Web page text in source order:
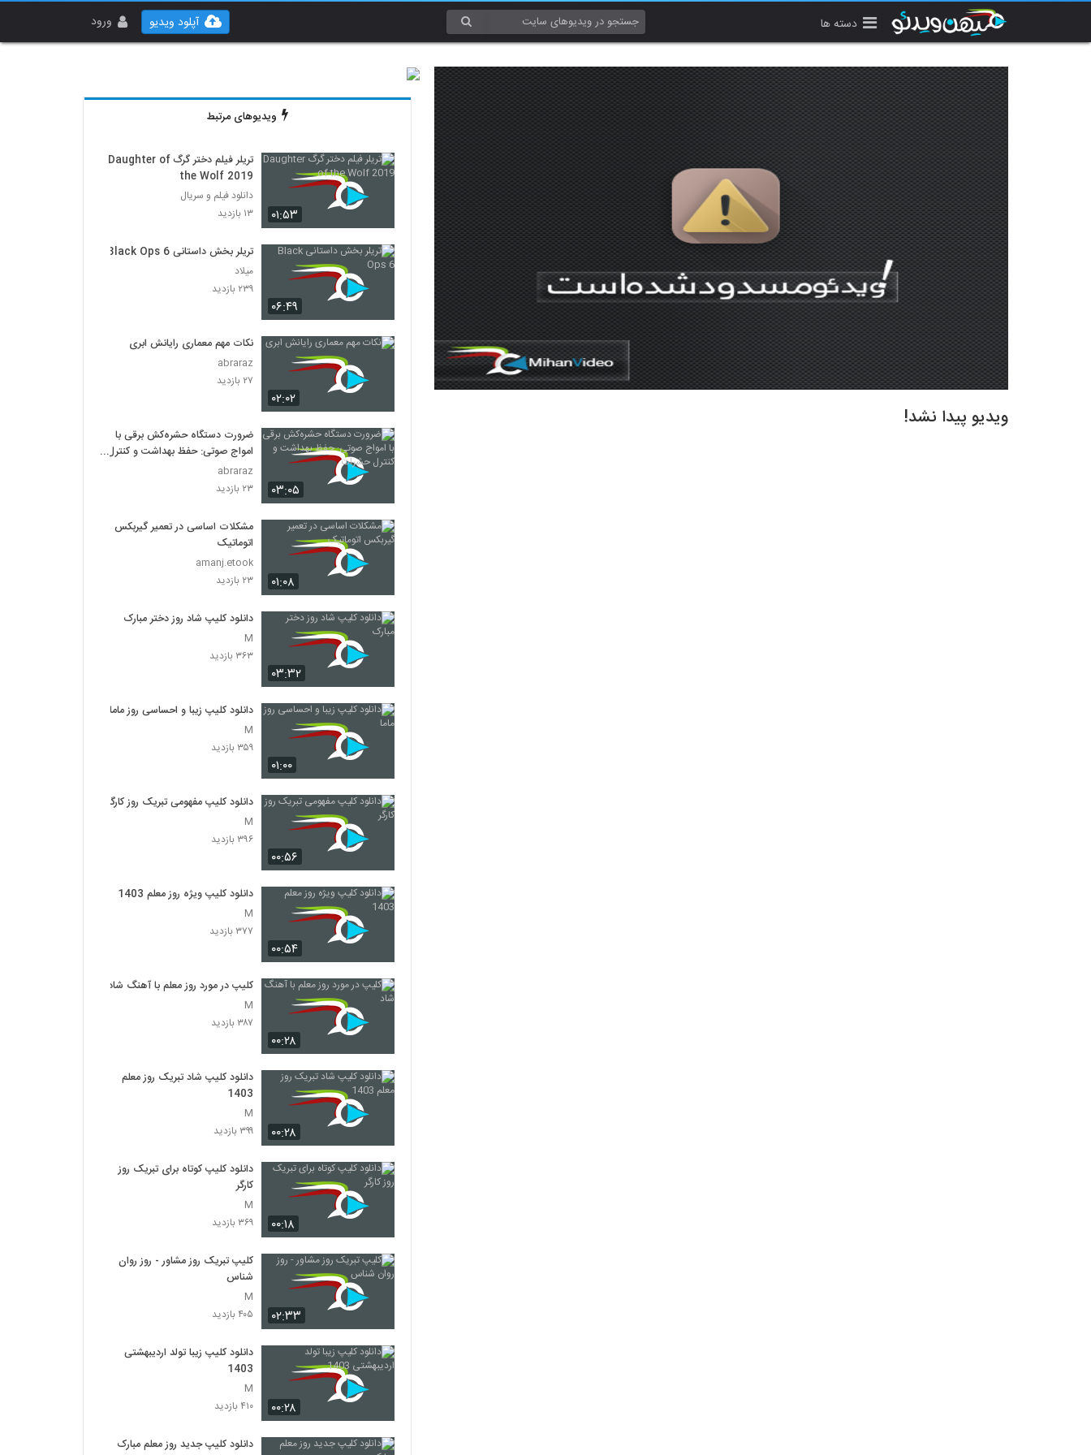
دسته ها ورود آپلود ویدیو
ویدیو پیدا نشد!
ویدیوهای مرتبط
۰۱:۵۳
تریلر فیلم دختر گرگ Daughter of
the Wolf 2019
دانلود فیلم و سریال
۱۳ بازدید
۰۶:۴۹
تریلر بخش داستانی Black Ops 6
میلاد
۲۳۹ بازدید
۰۲:۰۲
نکات مهم معماری رایانش ابری
abraraz
۲۷ بازدید
۰۳:۰۵
ضرورت دستگاه حشره‌کش برقی با
امواج صوتی: حفظ بهداشت و کنترل
حشرات
abraraz
۲۳ بازدید
۰۱:۰۸
مشکلات اساسی در تعمیر گیربکس
اتوماتیک
amanj.etook
۲۳ بازدید
۰۳:۳۲
دانلود کلیپ شاد روز دختر مبارک
M
۳۶۳ بازدید
۰۱:۰۰
دانلود کلیپ زیبا و احساسی روز ماما
M
۳۵۹ بازدید
۰۰:۵۶
دانلود کلیپ مفهومی تبریک روز کارگر
M
۳۹۶ بازدید
۰۰:۵۴
دانلود کلیپ ویژه روز معلم 1403
M
۳۷۷ بازدید
۰۰:۲۸
کلیپ در مورد روز معلم با آهنگ شاد
M
۳۸۷ بازدید
۰۰:۲۸
دانلود کلیپ شاد تبریک روز معلم
1403
M
۳۹۹ بازدید
۰۰:۱۸
دانلود کلیپ کوتاه برای تبریک روز
کارگر
M
۳۶۹ بازدید
۰۲:۳۳
کلیپ تبریک روز مشاور - روز روان
شناس
M
۴۰۵ بازدید
۰۰:۲۸
دانلود کلیپ زیبا تولد اردیبهشتی
1403
M
۴۱۰ بازدید
دانلود کلیپ جدید روز معلم مبارک